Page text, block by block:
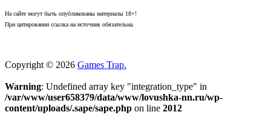
На сайте могут быть опубликованы материалы 18+!
При цитировании ссылка на источник обязательна.
Copyright © 2026 Games Trap.
Warning: Undefined array key "integration_type" in
/var/www/user658379/data/www/lovushka-nn.ru/wp-
content/uploads/.sape/sape.php on line 2012